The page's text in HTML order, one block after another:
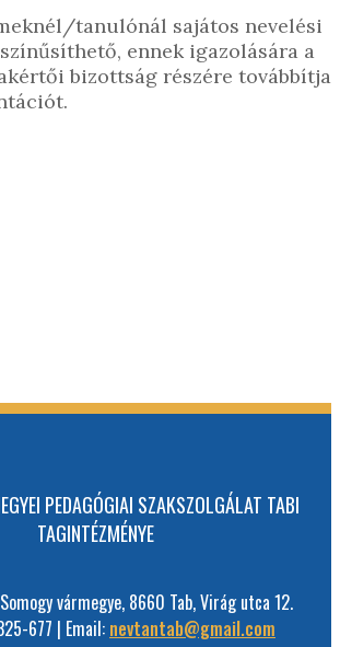
tanulónál sajátos nevelési
ennek igazolására a
bizottság részére továbbítja
PEDAGÓGIAI SZAKSZOLGÁLAT TABI
TAGINTÉZMÉNYE
vármegye, 8660 Tab, Virág utca 12.
677 | Email: nevtantab@gmail.com